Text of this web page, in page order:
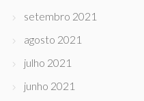
setembro 2021
agosto 2021
julho 2021
junho 2021